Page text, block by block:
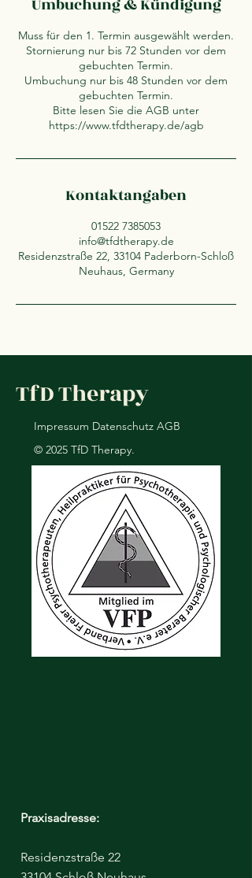
Umbuchung & Kündigung
Muss für den 1. Termin ausgewählt werden.
Stornierung nur bis 72 Stunden vor dem
gebuchten Termin.
Umbuchung nur bis 48 Stunden vor dem
gebuchten Termin.
Bitte lesen Sie die AGB unter
https://www.tfdtherapy.de/agb
Kontaktangaben
01522 7385053
info@tfdtherapy.de
Residenzstraße 22, 33104 Paderborn-Schloß
Neuhaus, Germany
TfD Therapy
Impressum Datenschutz AGB
© 2025 TfD Therapy.
Praxisadresse:
Residenzstraße 22